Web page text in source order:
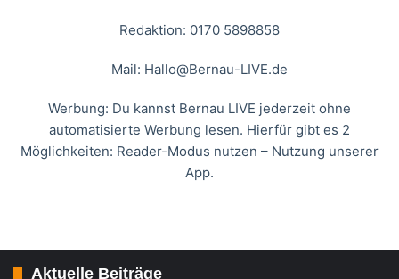
Redaktion: 0170 5898858
Mail: Hallo@Bernau-LIVE.de
Werbung: Du kannst Bernau LIVE jederzeit ohne
automatisierte Werbung lesen. Hierfür gibt es 2
Möglichkeiten: Reader-Modus nutzen – Nutzung unserer
App.
Aktuelle Beiträge